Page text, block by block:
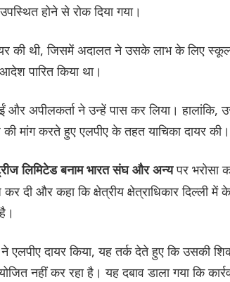
होने से रोक दिया गया।
की थी, जिसमें अदालत ने उसके लाभ के लिए स्कूल
पारित किया था।
और अपीलकर्ता ने उन्हें पास कर लिया। हालांकि,
मांग करते हुए एलपीए के तहत याचिका दायर की।
लिमिटेड बनाम भारत संघ और अन्यपर भरोसा
दी और कहा कि क्षेत्रीय क्षेत्राधिकार दिल्ली
ने एलपीए दायर किया, यह तर्क देते हुए कि उसकी
नहीं कर रहा है। यह दबाव डाला गया कि